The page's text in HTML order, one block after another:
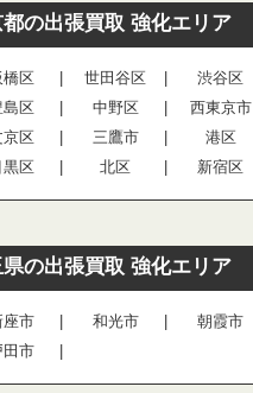
の出張買取 強化エリア
橋区 世田谷区
渋谷区
島区 中野区
西東京市
京区 三鷹市
港区
黒区 北区 新宿区
の出張買取 強化エリア
座市 和光市
朝霞市
田市